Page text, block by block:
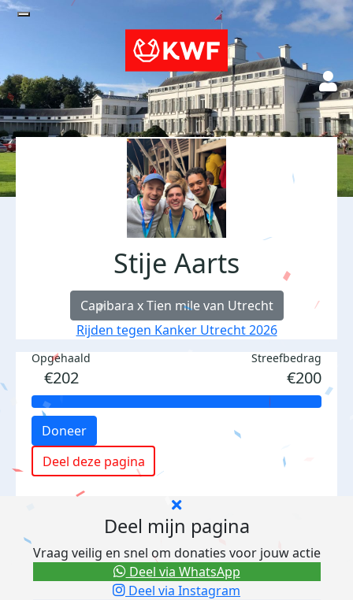
Stije Aarts
Capibara x Tien mile van Utrecht
Rijden tegen Kanker Utrecht 2026
Opgehaald
€202
Streefbedrag
€200
Doneer
Deel deze pagina
Deel mijn pagina
Vraag veilig en snel om donaties voor jouw actie
Deel via Instagram
Deel via WhatsApp